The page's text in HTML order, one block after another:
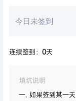
今日未签到
连续签到： 0天
填坑说明
如果签到某一